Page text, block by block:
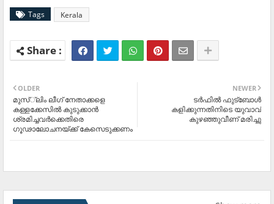
Tags Kerala
NEWER
ടര്‍ഫില്‍ ഫുട്‌ബോള്‍
കളിക്കുന്നതിനിടെ യുവാവ്
കുഴഞ്ഞുവീണ് മരിച്ചു
OLDER
മുസ്്‌ലിം ലീഗ് നേതാക്കളെ
കള്ളക്കേസില്‍ കുടുക്കാന്‍
ശ്രമിച്ചവര്‍ക്കെതിരെ
ഗൂഢാലോചനയ്ക്ക് കേസെടുക്കണം